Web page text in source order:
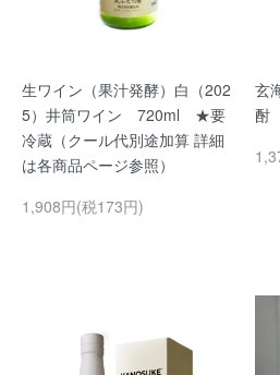
生ワイン（果汁発酵）白（202
5）井筒ワイン 720ml ★要
冷蔵（クール代別途加算 詳細
は各商品ページ参照）
1,908円(税173円)
玄
酎